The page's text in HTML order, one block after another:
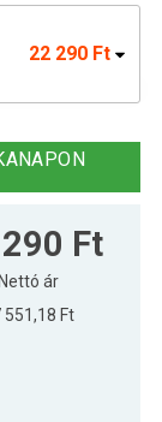
22 290 Ft
Ft
Nettó ár
551,18 Ft